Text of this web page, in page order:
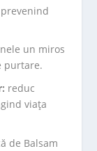
un miros
purtare.
reduc
viața
de Balsam